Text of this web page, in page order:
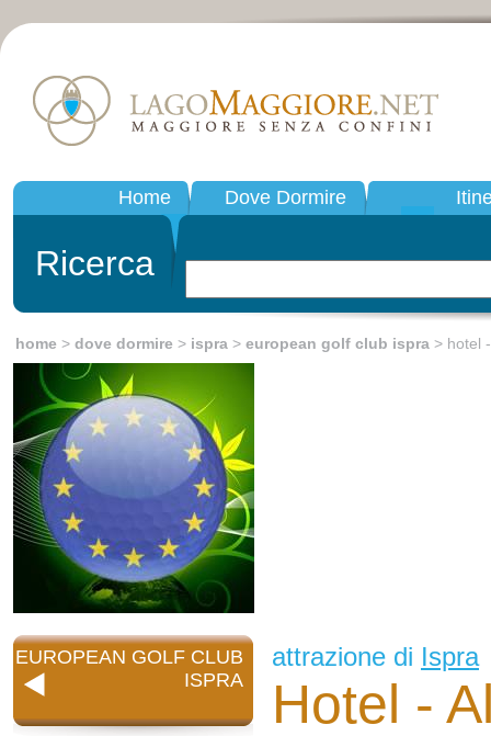
Home Dove Dormire
Ricerca
home > dove dormire > ispra > european golf club ispra > hotel
EUROPEAN GOLF CLUB
ISPRA
attrazione di Ispra
Hotel -